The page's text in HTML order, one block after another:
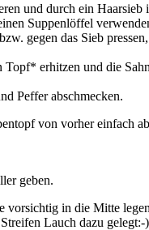
und durch ein Haarsieb
Suppenlöffel
gegen das Sieb
Topf* erhitzen und die
Peffer abschmecken.
von vorher einfach
geben.
vorsichtig in die Mitte
Lauch dazu gelegt:-)